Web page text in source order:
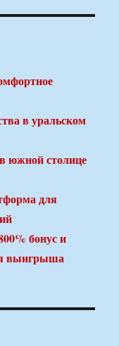
в уральском
южной столице
для
бонус и
выигрыша